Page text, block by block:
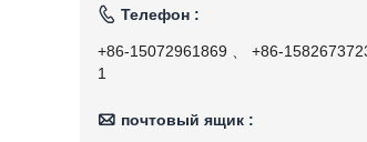
 Телефон :
+86-15072961869 、 +86-
1
 почтовый ящик :